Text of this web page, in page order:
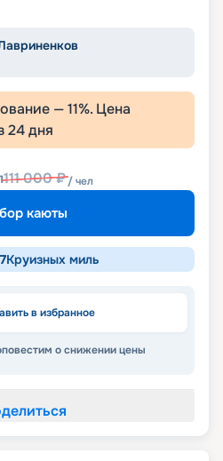
—11%. Цена
24дня
111 000₽/ чел
каюты
Круизных миль
в избранное
о снижении цены